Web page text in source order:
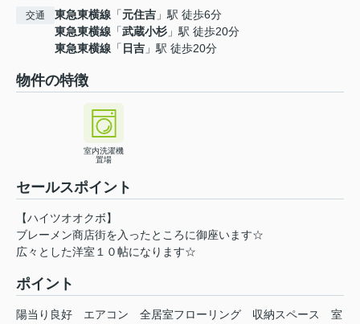
交通 東急東横線 「元住吉 」駅 徒歩6分
東急東横線 「武蔵小杉 」駅 徒歩20分
東急東横線 「 日吉 」駅 徒歩20分
物件の特徴
室内洗濯機
置場
セールスポイント
【ハイツオオクボ】
ブレーメン商店街を入ったところに御座います☆
広々とした洋室１０帖になります☆
ポイント
陽当り良好 エアコン 全居室フローリング 収納スペース
室